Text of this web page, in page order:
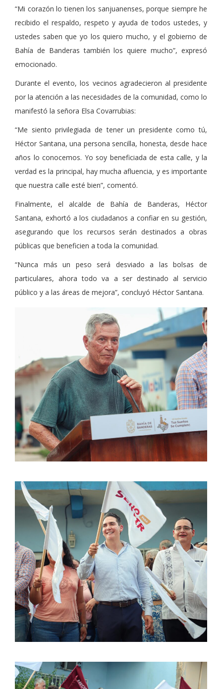
“Mi corazón lo tienen los sanjuanenses, porque siempre he
recibido el respaldo, respeto y ayuda de todos ustedes, y
ustedes saben que yo los quiero mucho, y el gobierno de
Bahía de Banderas también los quiere mucho”, expresó
emocionado.
Durante el evento, los vecinos agradecieron al presidente
por la atención a las necesidades de la comunidad, como lo
manifestó la señora Elsa Covarrubias:
“Me siento privilegiada de tener un presidente como tú,
Héctor Santana, una persona sencilla, honesta, desde hace
años lo conocemos. Yo soy beneficiada de esta calle, y la
verdad es la principal, hay mucha afluencia, y es importante
que nuestra calle esté bien”, comentó.
Finalmente, el alcalde de Bahía de Banderas, Héctor
Santana, exhortó a los ciudadanos a confiar en su gestión,
asegurando que los recursos serán destinados a obras
públicas que beneficien a toda la comunidad.
“Nunca más un peso será desviado a las bolsas de
particulares, ahora todo va a ser destinado al servicio
público y a las áreas de mejora”, concluyó Héctor Santana.